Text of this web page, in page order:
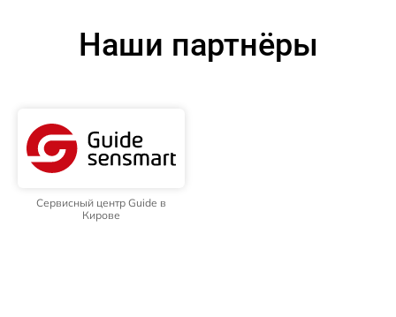
Наши партнёры
Сервисный центр Guide в
Кирове